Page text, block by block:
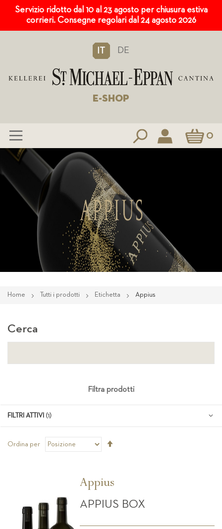
Servizio ridotto dal 10 al 23 agosto per chiusura estiva
corrieri. Consegne regolari dal 24 agosto 2026
IT DE
E-SHOP
Carrello0
Salta
Home Tutti i prodotti Etichetta Appius
Ordina per
Appius
APPIUS BOX
Cerca
Filtra prodotti
FILTRI ATTIVI